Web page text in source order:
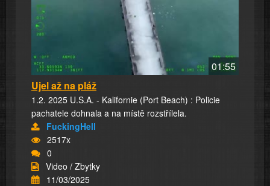
01:55
Ujel až na pláž
1.2. 2025 U.S.A. - Kalifornie (Port Beach) : Policie
pachatele dohnala a na místě rozstřílela.
FuckingHell
2517x
0
Video / Zbytky
11/03/2025